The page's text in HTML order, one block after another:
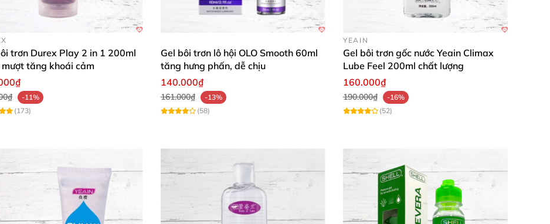
trơn Durex Play 2 in 1 200ml
mượt tăng khoái cảm
-11%
(173)
Gel bôi trơn lô hội OLO Smooth 60ml
tăng hưng phấn, dễ chịu
140.000₫
161.000₫
-13%
(58)
YEAIN
Gel bôi trơn gốc nước Yeain Climax
Lube Feel 200ml chất lượng
160.000₫
190.000₫
-16%
(52)